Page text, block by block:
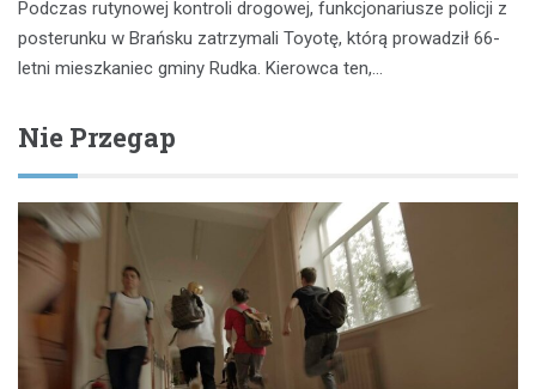
Podczas rutynowej kontroli drogowej, funkcjonariusze policji z
posterunku w Brańsku zatrzymali Toyotę, którą prowadził 66-
letni mieszkaniec gminy Rudka. Kierowca ten,…
Nie Przegap